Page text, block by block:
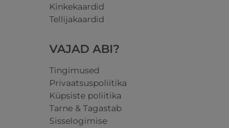
Kinkekaardid
Tellijakaardid
VAJAD ABI?
Tingimused
Privaatsuspoliitika
Küpsiste poliitika
Tarne & Tagastab
Sisselogimise